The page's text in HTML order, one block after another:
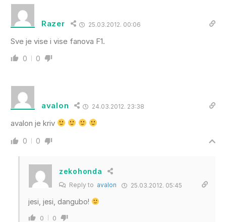
Razer 25.03.2012. 00:06
Sve je vise i vise fanova F1.
0 0
avalon 24.03.2012. 23:38
avalon je kriv
0 0
zekohonda
Reply to avalon 25.03.2012. 05:45
jesi, jesi, dangubo!
0 0